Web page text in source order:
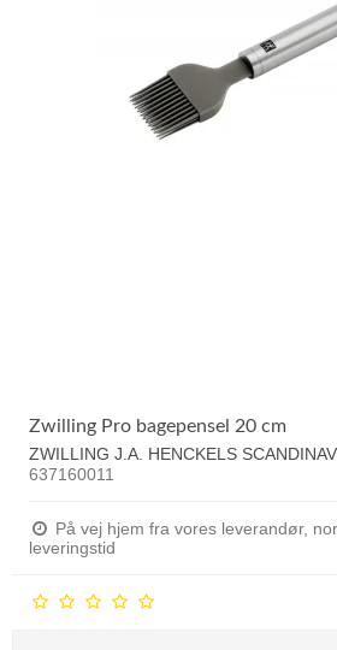
Zwilling Pro bagepensel 20 cm
ZWILLING J.A. HENCKELS
637160011
På vej hjem fra vores leverandør,
leveringstid